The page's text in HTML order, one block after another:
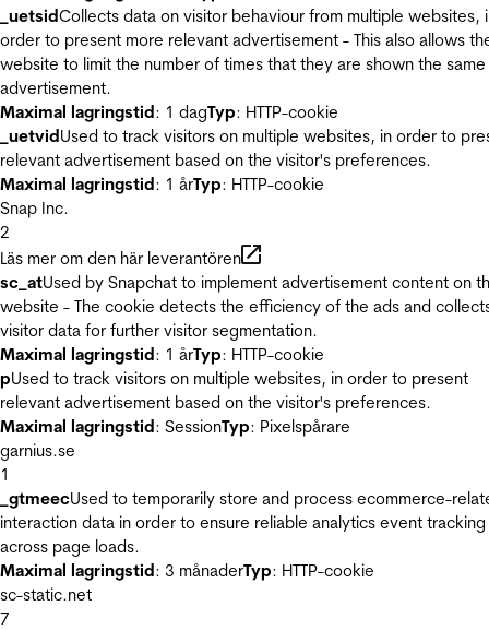
_uetsidCollects data on visitor behaviour from multiple websites,
order to present more relevant advertisement - This also allows
website to limit the number of times that they are shown the same
advertisement.
Maximal lagringstid: 1 dagTyp: HTTP-cookie
_uetvidUsed to track visitors on multiple websites, in order to
relevant advertisement based on the visitor's preferences.
Maximal lagringstid: 1 årTyp: HTTP-cookie
Snap Inc.
2
Läs mer om den här leverantören
sc_atUsed by Snapchat to implement advertisement content on
website - The cookie detects the efficiency of the ads and
visitor data for further visitor segmentation.
Maximal lagringstid: 1 årTyp: HTTP-cookie
pUsed to track visitors on multiple websites, in order to present
relevant advertisement based on the visitor's preferences.
Maximal lagringstid: SessionTyp: Pixelspårare
garnius.se
1
_gtmeecUsed to temporarily store and process ecommerce-
interaction data in order to ensure reliable analytics event tracking
across page loads.
Maximal lagringstid: 3 månaderTyp: HTTP-cookie
sc-static.net
7